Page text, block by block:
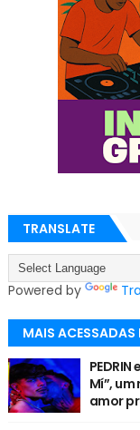
TRANSLATE
Powered by
MAIS ACESSADAS
Mí”,
amor